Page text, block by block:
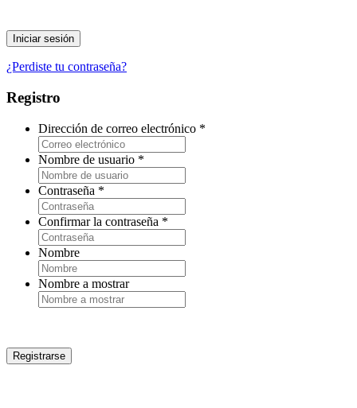
Iniciar sesión
¿Perdiste tu contraseña?
Registro
Dirección de correo electrónico *
Nombre de usuario *
Contraseña *
Confirmar la contraseña *
Nombre
Nombre a mostrar
Registrarse